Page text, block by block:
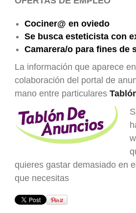
Cociner@ en oviedo
Se busca esteticista con
Camarera/o para fines de
La información que aparece
colaboración del portal de
mano entre particulares
quieres gastar demasiado en el
que necesitas